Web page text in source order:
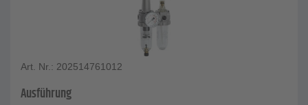
Art. Nr.: 202514761012
Ausführung